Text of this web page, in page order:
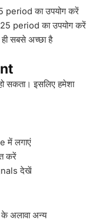
period का उपयोग करें
25 period का उपयोग करें
सबसे अच्छा है
सकता। इसलिए हमेशा
में लगाएं
करें
देखें
के अलावा अन्य